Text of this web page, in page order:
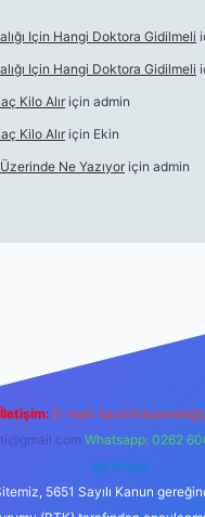
Için Hangi Doktora Gidilmeli
Için Hangi Doktora Gidilmeli
Kilo Alır için admin
Kilo Alır için Ekin
Ne Yazıyor için admin
E-mail:
Whatsapp: 0262
@karabul
5651 Sayılı Kanun